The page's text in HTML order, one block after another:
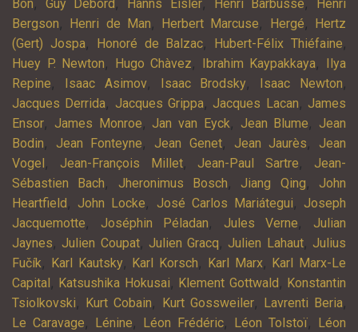
Bon, Guy Debord , Hanns Eisler, Henri Barbusse,
Henri
Bergson, Henri de Man, Herbert Marcuse, Hergé,
Hertz
(Gert) Jospa, Honoré de Balzac, Hubert-Félix Thiéfaine,
Huey P. Newton, Hugo Chàvez, Ibrahim Kaypakkaya,
Ilya
Repine, Isaac Asimov, Isaac Brodsky, Isaac Newton,
Jacques Derrida, Jacques Grippa, Jacques Lacan, James
Ensor, James Monroe, Jan van Eyck, Jean Blume, Jean
Bodin, Jean Fonteyne, Jean Genet, Jean Jaurès, Jean
Vogel , Jean-François Millet, Jean-Paul Sartre, Jean-
Sébastien Bach, Jheronimus Bosch, Jiang Qing, John
Heartfield , John Locke, José Carlos Mariátegui, Joseph
Jacquemotte, Joséphin Péladan, Jules Verne, Julian
Jaynes, Julien Coupat, Julien Gracq, Julien Lahaut, Julius
Fučík, Karl Kautsky, Karl Korsch, Karl Marx, Karl Marx-Le
Capital , Katsushika Hokusai, Klement Gottwald , Konstantin
Tsiolkovski, Kurt Cobain, Kurt Gossweiler, Lavrenti Beria,
Le Caravage, Lénine, Léon Frédéric, Léon Tolstoï,
Léon